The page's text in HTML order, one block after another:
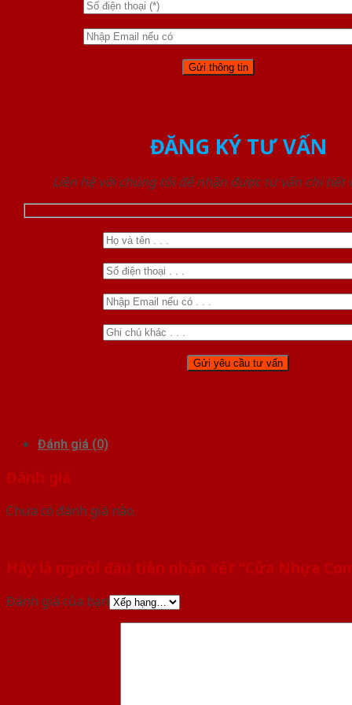
ĐĂNG KÝ TƯ VẤN
Liên hệ với chúng tôi để nhận được tư vấn chi tiết
Đánh giá (0)
Đánh giá
Chưa có đánh giá nào.
Hãy là người đầu tiên nhận xét “Cửa Nhựa
Đánh giá của bạn